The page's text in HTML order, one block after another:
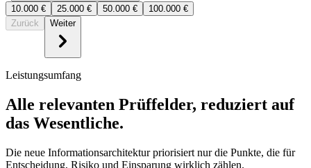
10.000 € 25.000 € 50.000 € 100.000 €
Zurück
Weiter
Leistungsumfang
Alle relevanten Prüffelder, reduziert auf
das Wesentliche.
Die neue Informationsarchitektur priorisiert nur die Punkte, die für
Entscheidung, Risiko und Einsparung wirklich zählen.